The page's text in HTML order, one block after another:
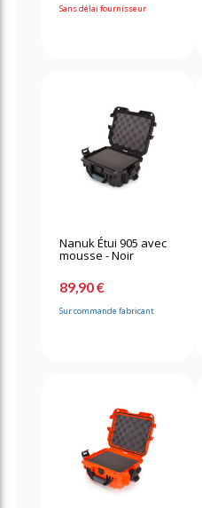
Sans délai fournisseur
Nanuk Étui 905 avec
mousse - Noir
89,90 €
Sur commande fabricant